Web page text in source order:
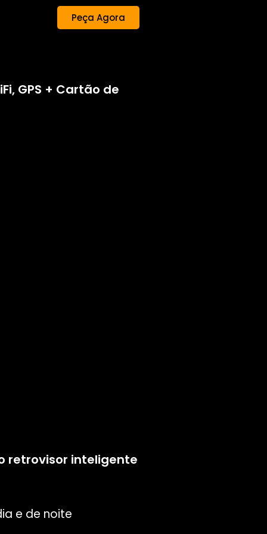
Peça Agora
GPS + Cartão de
retrovisor inteligente
e de noite